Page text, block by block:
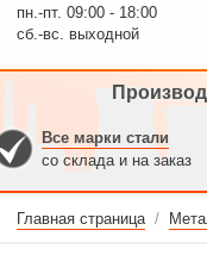
пн.-пт. 09:00 - 18:00
сб.-вс. выходной
Все марки стали
со склада и на заказ
Главная страница /